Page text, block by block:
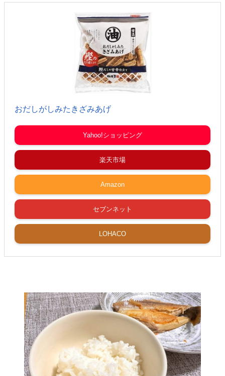
おだしがしみたきざみあげ
Yahoo!ショッピング
楽天市場
Amazon
セブンネット
LOHACO